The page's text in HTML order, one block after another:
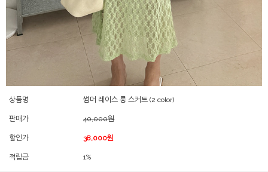
상품명 썸머 레이스 롱 스커트 (2 color)
판매가 40,000원
할인가 38,000원
적립금 1%